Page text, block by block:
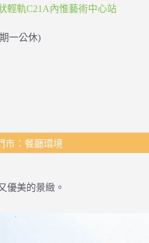
輕軌C21A內惟藝術中心站
一公休)
市：餐廳環境
優美的景緻。